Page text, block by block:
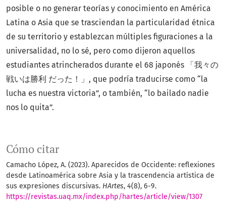
Cómo citar
Camacho López, A. (2023). Aparecidos de Occidente: reflexiones
desde Latinoamérica sobre Asia y la trascendencia artística de
sus expresiones discursivas. HArtes, 4(8), 6-9.
https://revistas.uaq.mx/index.php/hartes/article/view/1307
posible o no generar teorías y conocimiento en América
Latina o Asia que se trasciendan la particularidad étnica
de su territorio y establezcan múltiples figuraciones a la
universalidad, no lo sé, pero como dijeron aquellos
estudiantes atrincherados durante el 68 japonés 「我々の
戦いは勝利 だった！」, que podría traducirse como “la
lucha es nuestra victoria”, o también, “lo bailado nadie
nos lo quita”.